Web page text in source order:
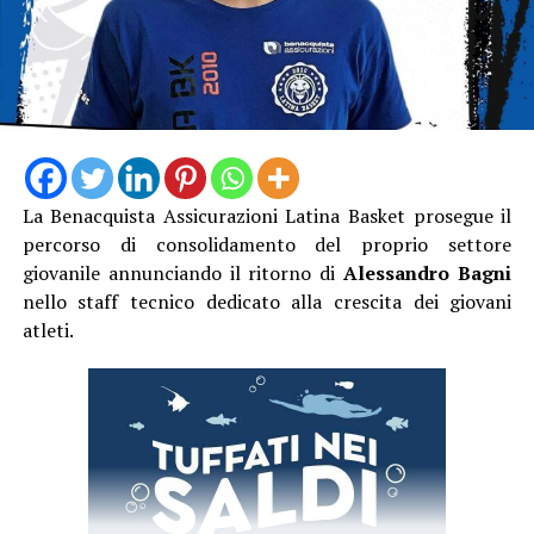
La Benacquista Assicurazioni Latina Basket prosegue il
percorso di consolidamento del proprio settore
giovanile annunciando il ritorno diAlessandro Bagni
nello staff tecnico dedicato alla crescita dei giovani
atleti.